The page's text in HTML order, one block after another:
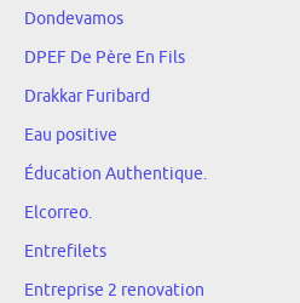
Dondevamos
DPEF De Père En Fils
Drakkar Furibard
Eau positive
Éducation Authentique.
Elcorreo.
Entrefilets
Entreprise 2 renovation